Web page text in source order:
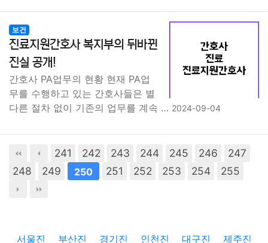
보건
진료지원간호사 복지부의 뒤바뀐
진실 공개!
간호사 PA업무의 현황 현재 PA업
무를 수행하고 있는 간호사들은 별
다른 절차 없이 기존의 업무를 계속 … 2024-09-04
241 242 243 244 245 246
247
248
249 250 251 252 253 254 255
서울진 부산진 경기진 인천진 대구진 제주진